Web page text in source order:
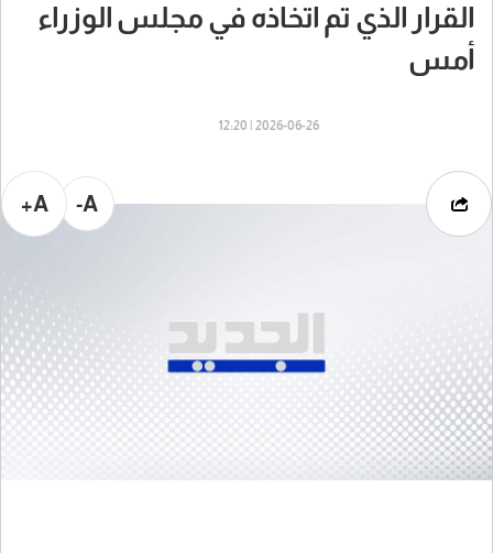
القرار الذي تم اتخاذه في مجلس الوزراء
أمس
2026-06-26 | 12:20
A-
A+